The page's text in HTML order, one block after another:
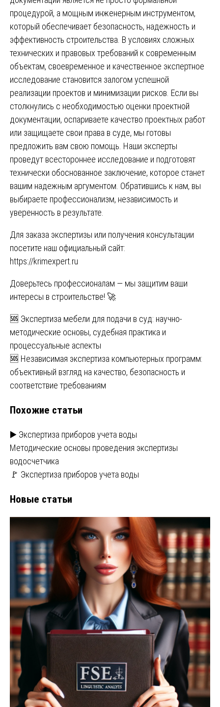
процедурой, а мощным инженерным инструментом,
который обеспечивает безопасность, надежность и
эффективность строительства. В условиях сложных
технических и правовых требований к современным
объектам, своевременное и качественное экспертное
исследование становится залогом успешной
реализации проектов и минимизации рисков. Если вы
столкнулись с необходимостью оценки проектной
документации, оспариваете качество проектных работ
или защищаете свои права в суде, мы готовы
предложить вам свою помощь. Наши эксперты
проведут всестороннее исследование и подготовят
технически обоснованное заключение, которое станет
вашим надежным аргументом. Обратившись к нам, вы
выбираете профессионализм, независимость и
уверенность в результате.
Для заказа экспертизы или получения консультации
посетите наш официальный сайт:
https://krimexpert.ru
Доверьтесь профессионалам — мы защитим ваши
интересы в строительстве! 🚀
Навигация
по
записям
🆘 Экспертиза мебели для подачи в суд: научно-
методические основы, судебная практика и
процессуальные аспекты
🆘 Независимая экспертиза компьютерных программ:
объективный взгляд на качество, безопасность и
соответствие требованиям
Похожие статьи
▶️ Экспертиза приборов учета воды
Методические основы проведения экспертизы
водосчетчика
🚩 Экспертиза приборов учета воды
Новые статьи